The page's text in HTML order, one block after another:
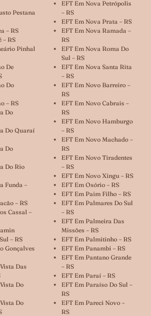
Pestana
– RS
– RS
Pinhal
De
Do
– RS
Do
Do Quaraí
Do
Do Rio
Funda –
– RS
Cassal –
– RS
Gonçalves
Das
Do
Do
EFT Em Nova Petrópolis
– RS
EFT Em Nova Prata – RS
EFT Em Nova Ramada –
RS
EFT Em Nova Roma Do
Sul – RS
EFT Em Nova Santa Rita
– RS
EFT Em Novo Barreiro –
RS
EFT Em Novo Cabrais –
RS
EFT Em Novo Hamburgo
– RS
EFT Em Novo Machado –
RS
EFT Em Novo Tiradentes
– RS
EFT Em Novo Xingu – RS
EFT Em Osório – RS
EFT Em Paim Filho – RS
EFT Em Palmares Do Sul
– RS
EFT Em Palmeira Das
Missões – RS
EFT Em Palmitinho – RS
EFT Em Panambi – RS
EFT Em Pantano Grande
– RS
EFT Em Paraí – RS
EFT Em Paraíso Do Sul –
RS
EFT Em Pareci Novo –
RS